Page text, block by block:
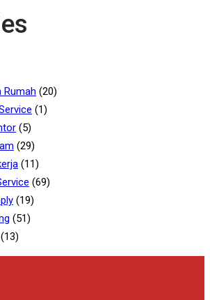
Rumah (20)
(1)
(5)
(29)
(11)
(69)
(19)
(51)
(13)